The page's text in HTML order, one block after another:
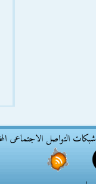
التواصل الاجتماعى